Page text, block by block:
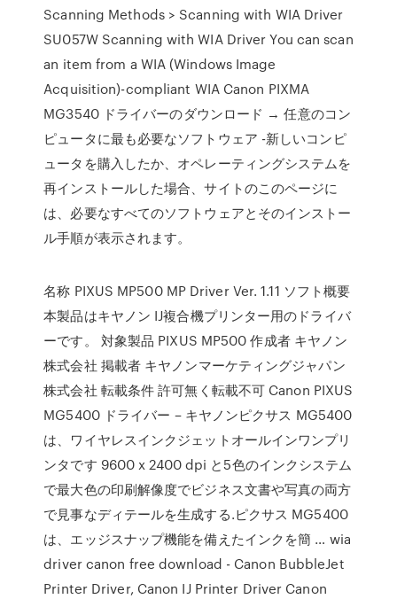
Scanning Methods > Scanning with WIA Driver
SU057W Scanning with WIA Driver You can scan
an item from a WIA (Windows Image
Acquisition)-compliant WIA Canon PIXMA
MG3540 ドライバーのダウンロード → 任意のコン
ピュータに最も必要なソフトウェア -新しいコンピ
ュータを購入したか、オペレーティングシステムを
再インストールした場合、サイトのこのページに
は、必要なすべてのソフトウェアとそのインストー
ル手順が表示されます。
名称 PIXUS MP500 MP Driver Ver. 1.11 ソフト概要
本製品はキヤノン IJ複合機プリンター用のドライバ
ーです。 対象製品 PIXUS MP500 作成者 キヤノン
株式会社 掲載者 キヤノンマーケティングジャパン
株式会社 転載条件 許可無く転載不可 Canon PIXUS
MG5400 ドライバー – キヤノンピクサス MG5400
は、ワイヤレスインクジェットオールインワンプリ
ンタです 9600 x 2400 dpi と5色のインクシステム
で最大色の印刷解像度でビジネス文書や写真の両方
で見事なディテールを生成する.ピクサス MG5400
は、エッジスナップ機能を備えたインクを簡 … wia
driver canon free download - Canon BubbleJet
Printer Driver, Canon IJ Printer Driver Canon